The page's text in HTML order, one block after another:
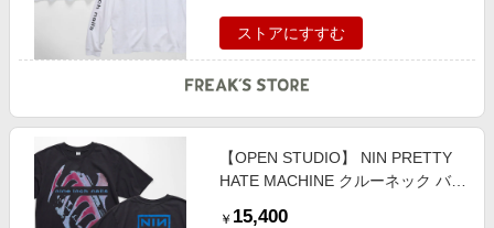
ストアにすすむ
【OPEN STUDIO】 NIN PRETTY
HATE MACHINE クルーネック バン
￥ 15,400